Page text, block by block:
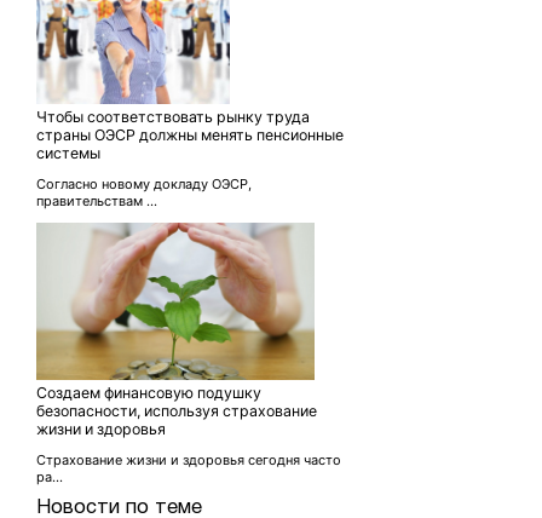
Новости по теме
Чтобы соответствовать рынку труда
страны ОЭСР должны менять пенсионные
системы
Согласно новому докладу ОЭСР,
правительствам ...
Создаем финансовую подушку
безопасности, используя страхование
жизни и здоровья
Страхование жизни и здоровья сегодня часто
ра...